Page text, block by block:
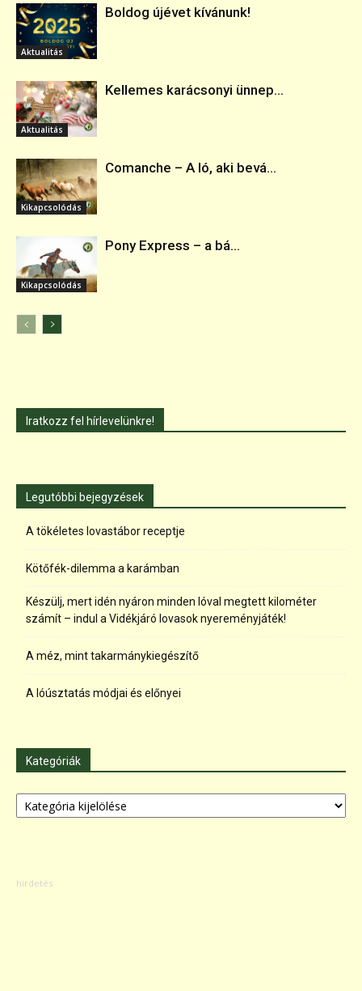
Aktualitás
Boldog újévet kívánunk!
Aktualitás
Kellemes karácsonyi ünnep...
Kikapcsolódás
Comanche – A ló, aki bevá...
Kikapcsolódás
Pony Express – a bá...
Iratkozz fel hírlevelünkre!
Legutóbbi bejegyzések
A tökéletes lovastábor receptje
Kötőfék-dilemma a karámban
Készülj, mert idén nyáron minden lóval megtett kilométer
számít – indul a Vidékjáró lovasok nyereményjáték!
A méz, mint takarmánykiegészítő
A lóúsztatás módjai és előnyei
Kategóriák
Kategóriák